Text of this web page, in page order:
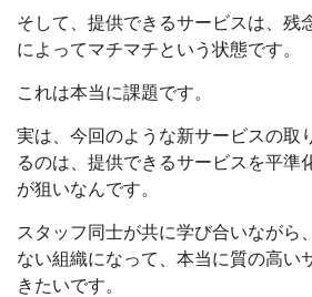
そして、提供できるサービスは、残
によってマチマチという状態です。
これは本当に課題です。
実は、今回のような新サービスの取
るのは、提供できるサービスを平準
が狙いなんです。
スタッフ同士が共に学び合いながら
ない組織になって、本当に質の高い
きたいです。